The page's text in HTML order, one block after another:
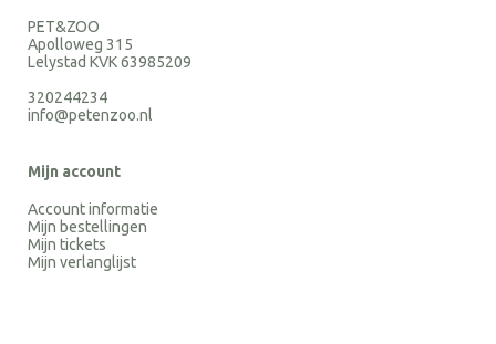
PET&ZOO
Apolloweg 315
Lelystad KVK 63985209
320244234
info@petenzoo.nl
Mijn account
Account informatie
Mijn bestellingen
Mijn tickets
Mijn verlanglijst